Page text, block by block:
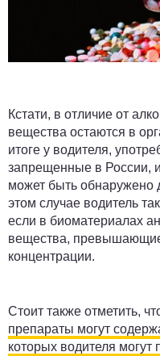
Кстати, в отличие от
вещества остаются в
итоге у водителя,
запрещенные в России,
может быть обнаружено
этом случае водитель
если в биоматериалах
вещества,
концентрации.
Стоит также отметить,
препараты могут
которых водителя могут